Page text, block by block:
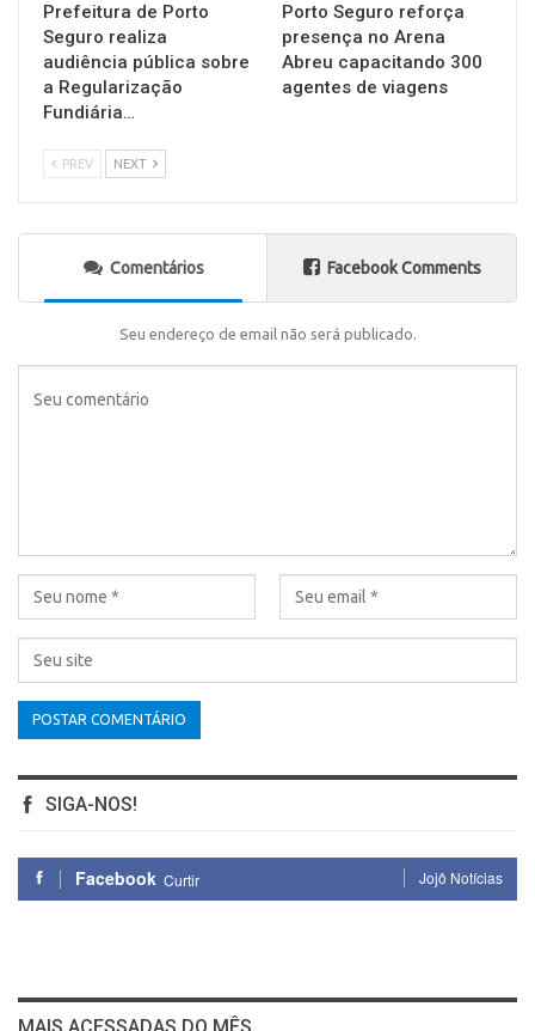
Prefeitura de Porto
Seguro realiza
audiência pública sobre
a Regularização
Fundiária…
Porto Seguro reforça
presença no Arena
Abreu capacitando 300
agentes de viagens
PREV NEXT
Comentários Facebook Comments
Seu endereço de email não será publicado.
SIGA-NOS!
Facebook Curtir Jojô Notícias
MAIS ACESSADAS DO MÊS